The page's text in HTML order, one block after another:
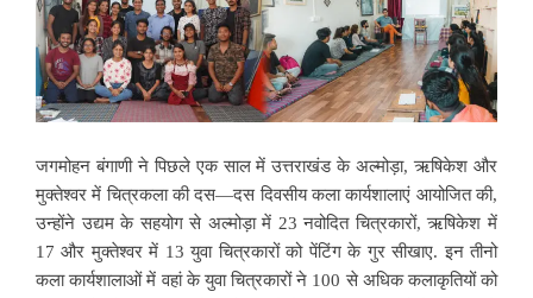
जगमोहन बंगाणी ने पिछले एक साल में उत्तराखंड के अल्मोड़ा, ऋषिकेश और
मुक्तेश्वर में चित्रकला की दस—दस दिवसीय कला कार्यशालाएं आयोजित की,
उन्होंने उद्यम के सहयोग से अल्मोड़ा में 23 नवोदित चित्रकारों, ऋषिकेश में
17 और मुक्तेश्वर में 13 युवा चित्रकारों को पेंटिंग के गुर सीखाए. इन तीनो
कला कार्यशालाओं में वहां के युवा चित्रकारों ने 100 से अधिक कलाकृतियों को